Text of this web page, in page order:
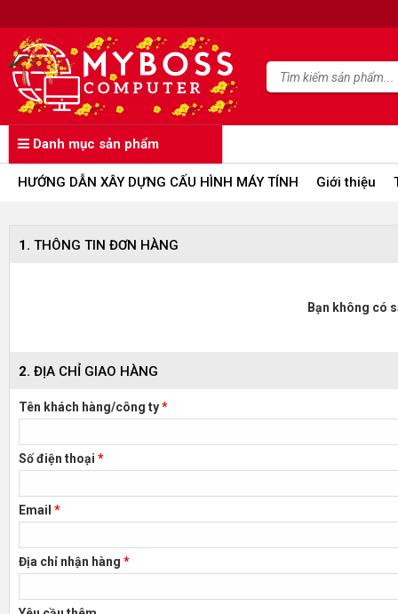
Danh mục sản phẩm
HƯỚNG DẪN XÂY DỰNG CẤU HÌNH MÁY TÍNH Giới thiệu
1. THÔNG TIN ĐƠN HÀNG
Bạn không có
2. ĐỊA CHỈ GIAO HÀNG
Tên khách hàng/công ty*
Số điện thoại *
Email *
Địa chỉ nhận hàng *